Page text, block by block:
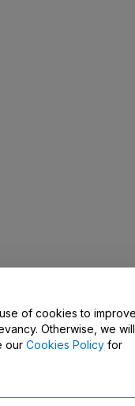
of cookies to
Otherwise, we will
our Cookies Policy for